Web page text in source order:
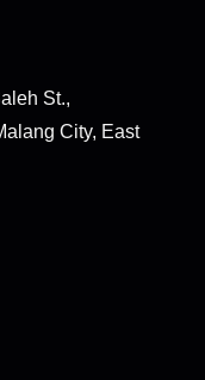
St.,
City, East